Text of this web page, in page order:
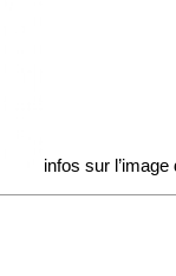
infos sur l’image